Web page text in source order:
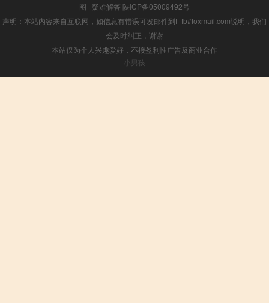
图 | 疑难解答 陕ICP备05009492号
声明：本站内容来自互联网，如信息有错误可发邮件到f_fb#foxmail.com说明，我们
会及时纠正，谢谢
本站仅为个人兴趣爱好，不接盈利性广告及商业合作
小男孩